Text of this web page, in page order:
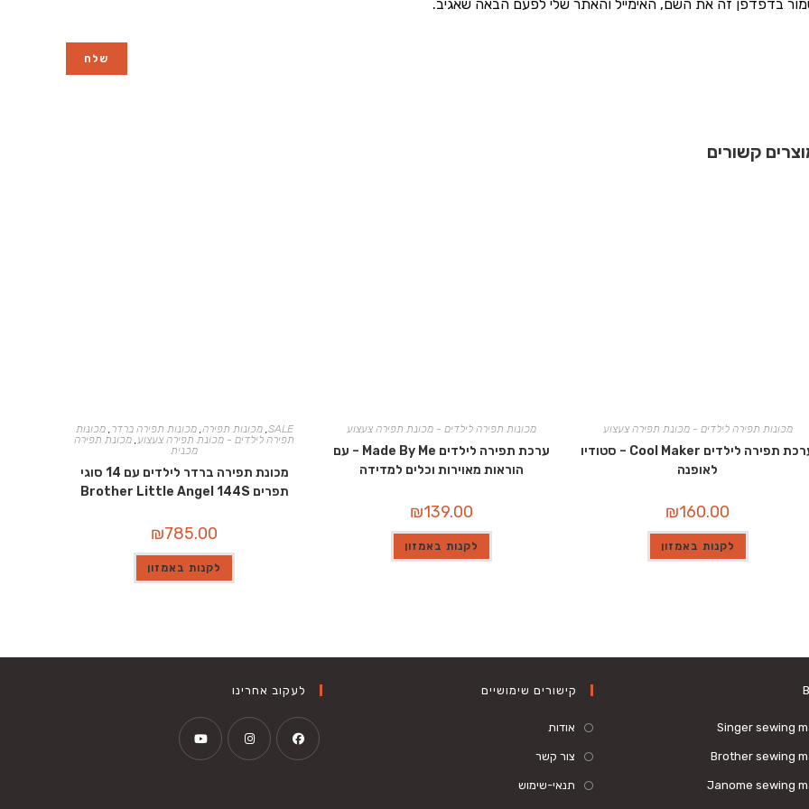
בדפדפן זה את השם, האימייל והאתר שלי לפעם הבאה שאגיב.
קשורים
מכונות תפירה לילדים - מכונת תפירה צעצוע
ערכת תפירה לילדים Cool Maker – סטודיו
לאופנה
₪160.00
לקנות באמזון
מכונות תפירה לילדים - מכונת תפירה צעצוע
ערכת תפירה לילדים Made By Me – עם
הוראות מאוירות וכלים למדידה
₪139.00
לקנות באמזון
SALE
,מכונות תפירה ,מכונות תפירה ברדר ,מכונות
תפירה לילדים - מכונת תפירה צעצוע מכונת תפירה
מכנית
מכונת תפירה ברדר לילדים עם 14 סוגי
תפרים Brother Little Angel 144S
₪785.00
לקנות באמזון
Singer sewing
Brother sewing
Janome sewing
קישורים שימושיים
אודות
צור קשר
תנאי-שימוש
לעקוב אחרינו